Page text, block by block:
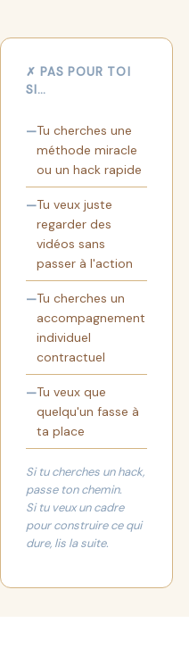
✗ PAS POUR TOI
SI…
—Tu cherches une
méthode miracle
ou un hack rapide
—Tu veux juste
regarder des
vidéos sans
passer à l'action
—Tu cherches un
accompagnement
individuel
contractuel
—Tu veux que
quelqu'un fasse à
ta place
Si tu cherches un hack,
passe ton chemin.
Si tu veux un cadre
pour construire ce qui
dure, lis la suite.